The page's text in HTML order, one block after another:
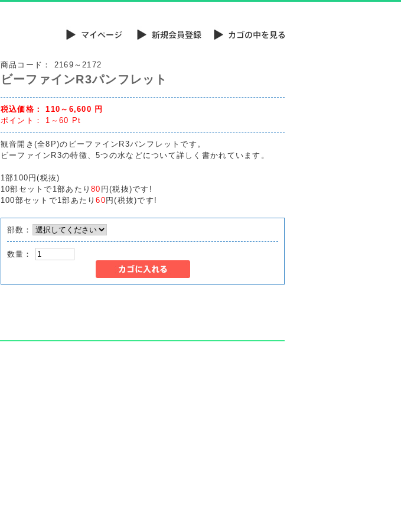
商品コード： 2169～2172
ビーファインR3パンフレット
税込価格： 110～6,600 円
ポイント： 1～60 Pt
観音開き(全8P)のビーファインR3パンフレットです。
ビーファインR3の特徴、5つの水などについて詳しく書かれています。
1部100円(税抜)
10部セットで1部あたり80 円(税抜)です!
100部セットで1部あたり60 円(税抜)です!
部数：
数量：